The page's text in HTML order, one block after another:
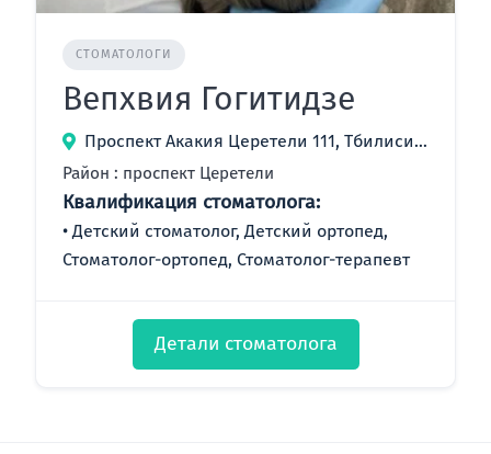
СТОМАТОЛОГИ
Вепхвия Гогитидзе
Проспект Акакия Церетели 111, Тбилиси, Грузия
Район : проспект Церетели
Квалификация стоматолога:
Детский стоматолог, Детский ортопед,
Стоматолог-ортопед, Стоматолог-терапевт
Детали стоматолога